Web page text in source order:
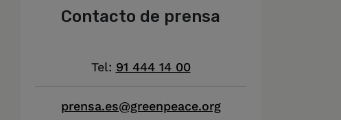
Contacto de prensa
Tel: 91 444 14 00
prensa.es@greenpeace.org